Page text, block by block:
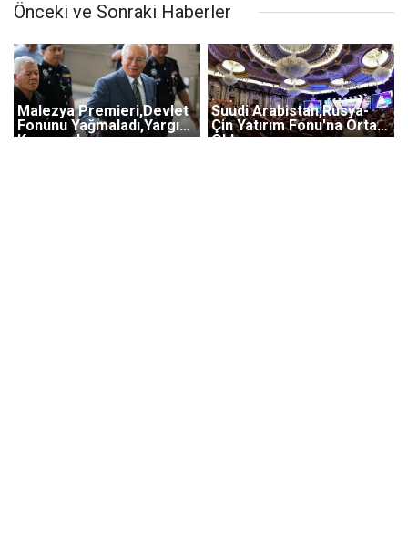
Önceki ve Sonraki Haberler
Malezya Premieri,Devlet
Fonunu Yağmaladı,Yargı
Karşısında
Suudi Arabistan,Rusya-
Çin Yatırım Fonu'na Ortak
Oldu